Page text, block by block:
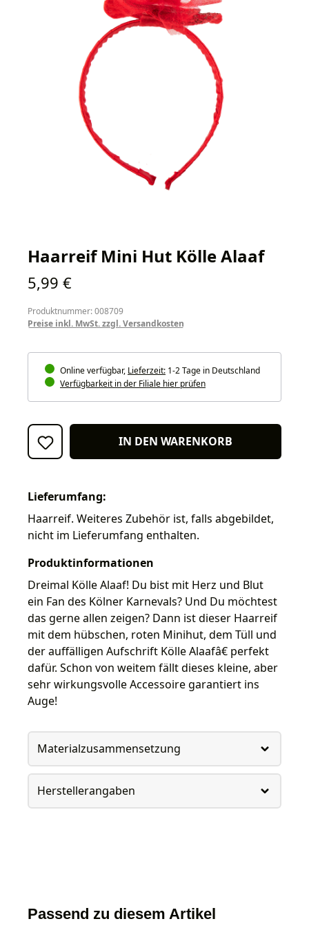
Haarreif Mini Hut Kölle Alaaf
Regulärer Preis:
5,99 €
Produktnummer: 008709
Preise inkl. MwSt. zzgl. Versandkosten
Online verfügbar, Lieferzeit: 1-2 Tage in Deutschland
Verfügbarkeit in der Filiale hier prüfen
IN DEN WARENKORB
Lieferumfang:
Haarreif. Weiteres Zubehör ist, falls abgebildet,
nicht im Lieferumfang enthalten.
Produktinformationen
Dreimal Kölle Alaaf! Du bist mit Herz und Blut
ein Fan des Kölner Karnevals? Und Du möchtest
das gerne allen zeigen? Dann ist dieser Haarreif
mit dem hübschen, roten Minihut, dem Tüll und
der auffälligen Aufschrift Kölle Alaafâ€ perfekt
dafür. Schon von weitem fällt dieses kleine, aber
sehr wirkungsvolle Accessoire garantiert ins
Auge!
Materialzusammensetzung
Herstellerangaben
Passend zu diesem Artikel